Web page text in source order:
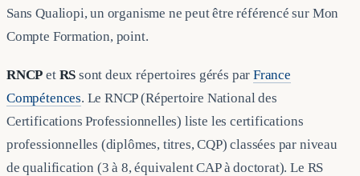
Sans Qualiopi, un organisme ne peut être référencé sur Mon
Compte Formation, point.
RNCP et RS sont deux répertoires gérés parFrance
Compétences. Le RNCP (Répertoire National des
Certifications Professionnelles) liste les certifications
professionnelles (diplômes, titres, CQP) classées par niveau
de qualification (3 à 8, équivalent CAP à doctorat). Le RS